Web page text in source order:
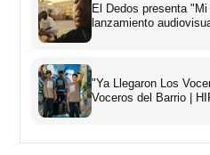
El Dedos presenta
lanzamiento
"Ya Llegaron Los
Voceros del Barrio |